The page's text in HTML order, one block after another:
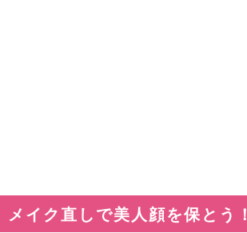
メイク直しで美人顔を保とう！